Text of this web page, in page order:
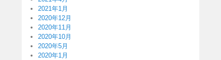
2021年1月
2020年12月
2020年11月
2020年10月
2020年5月
2020年1月